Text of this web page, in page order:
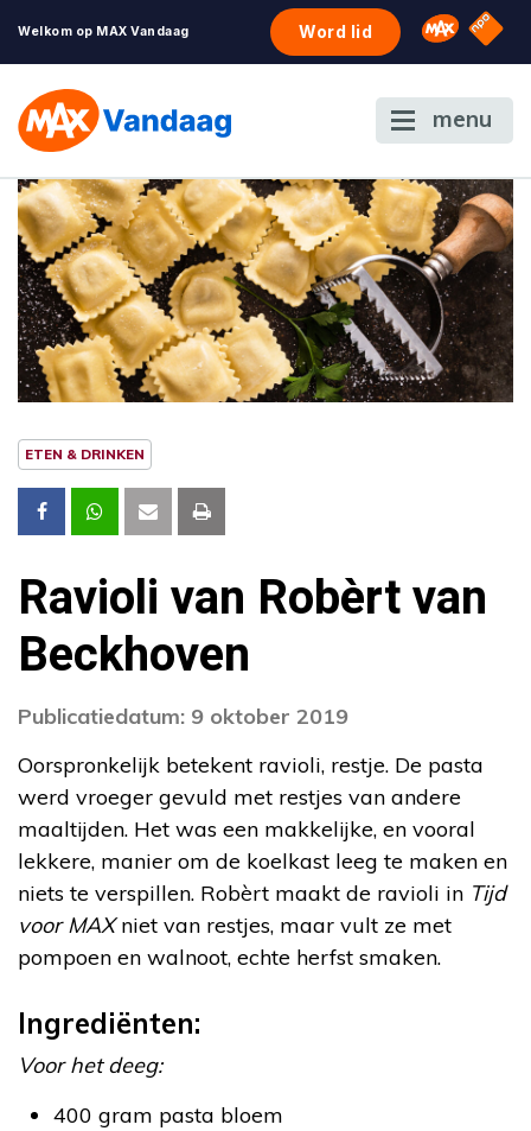
Welkom op MAX Vandaag Word lid Omroep
NPO
menu
ETEN & DRINKEN
Ravioli van Robèrt van
Beckhoven
Publicatiedatum: 9 oktober 2019
Oorspronkelijk betekent ravioli, restje. De pasta
werd vroeger gevuld met restjes van andere
maaltijden. Het was een makkelijke, en vooral
lekkere, manier om de koelkast leeg te maken en
niets te verspillen. Robèrt maakt de ravioli in Tijd
voor MAXniet van restjes, maar vult ze met
pompoen en walnoot, echte herfst smaken.
Ingrediënten:
Voor het deeg:
400 gram pasta bloem